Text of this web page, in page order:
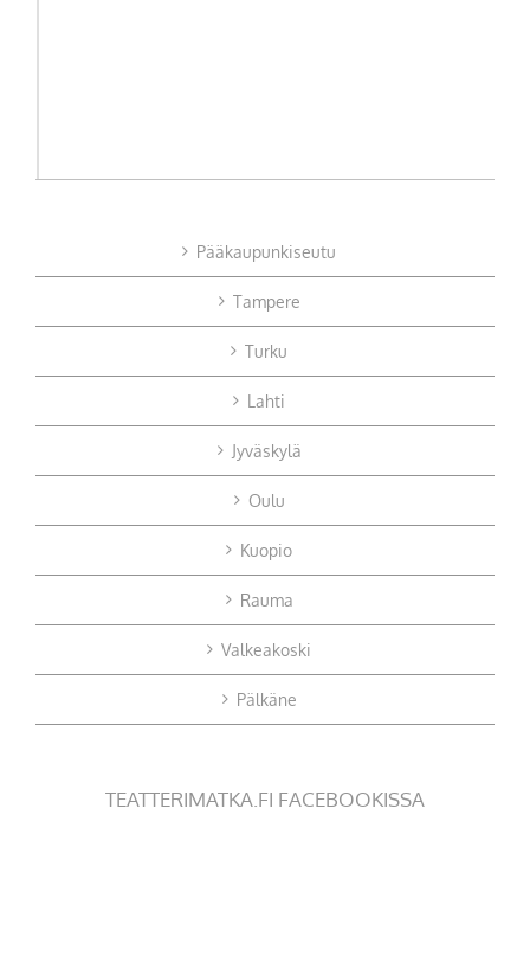
Pääkaupunkiseutu
Tampere
Turku
Lahti
Jyväskylä
Oulu
Kuopio
Rauma
Valkeakoski
Pälkäne
TEATTERIMATKA.FI FACEBOOKISSA